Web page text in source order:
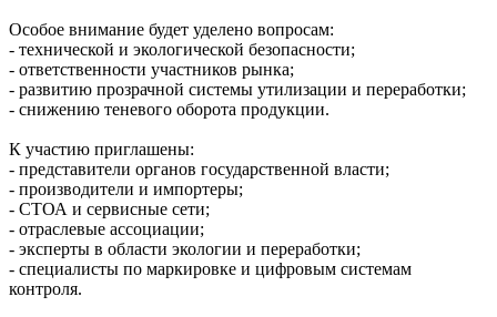
Особое внимание будет уделено вопросам:
- технической и экологической безопасности;
- ответственности участников рынка;
- развитию прозрачной системы утилизации и переработки;
- снижению теневого оборота продукции.
К участию приглашены:
- представители органов государственной власти;
- производители и импортеры;
- СТОА и сервисные сети;
- отраслевые ассоциации;
- эксперты в области экологии и переработки;
- специалисты по маркировке и цифровым системам
контроля.